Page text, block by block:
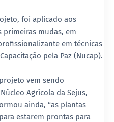
foi aplicado aos
mudas, em
em técnicas
pela Paz (Nucap).
vem sendo
Agrícola da Sejus,
ainda, “as plantas
estarem prontas para